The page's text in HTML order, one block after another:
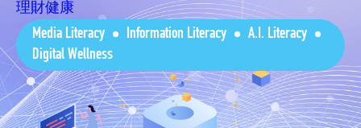
理財健康
Media Literacy Information Literacy
A.I. Literacy
Digital Wellness